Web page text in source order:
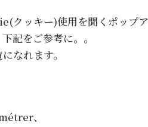
ッキー)使用を聞くポップア
記をご参考に。。
なれます。
、